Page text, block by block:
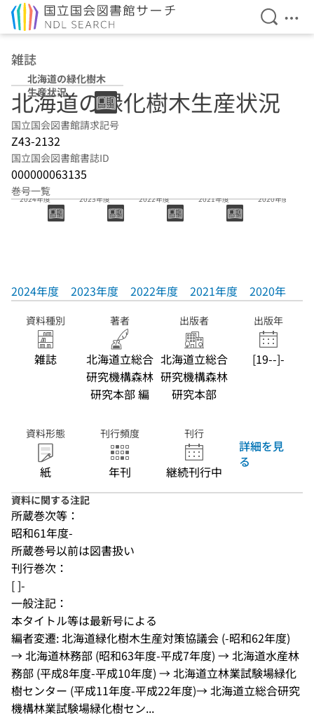
検索を
メ
雑誌
北海道の緑化樹木
生産状況
北海道の緑化樹木生産状況
国立国会図書館請求記号
Z43-2132
国立国会図書館書誌ID
000000063135
巻号一覧
2024年度
2024年度
2023年度
2023年度
2022年度
2022年度
2021年度
2021年度
2020年度
2020年度
資料種別
雑誌
著者
北海道立総合
研究機構森林
研究本部 編
出版者
北海道立総合
研究機構森林
研究本部
出版年
[19--]-
資料形態
紙
刊行頻度
年刊
刊行
継続刊行中
詳細を見
る
資料に関する注記
所蔵巻次等：
昭和61年度-
所蔵巻号以前は図書扱い
刊行巻次：
[ ]-
一般注記：
本タイトル等は最新号による
編者変遷: 北海道緑化樹木生産対策協議会 (-昭和62年度)
→ 北海道林務部 (昭和63年度-平成7年度) → 北海道水産林
務部 (平成8年度-平成10年度) → 北海道立林業試験場緑化
樹センター (平成11年度-平成22年度)→ 北海道立総合研究
機構林業試験場緑化樹セン...